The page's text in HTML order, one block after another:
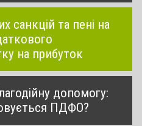
санкцій та пені на
на прибуток
допомогу:
ПДФО?